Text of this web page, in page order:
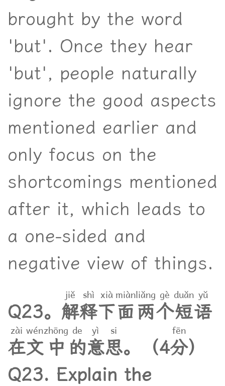
brought by the word
'but'. Once they hear
'but', people naturally
ignore the good aspects
mentioned earlier and
only focus on the
shortcomings mentioned
after it, which leads to
a one-sided and
negative view of things.
Q23。 解
jiě
释
shì
下
xià
面
miàn
两
liǎng
个
gè
短
duǎn
语
yǔ
在
zài
文
wén
中
zhōng
的
de
意
yì
思
si
。 （4分
fēn
）
Q23. Explain the